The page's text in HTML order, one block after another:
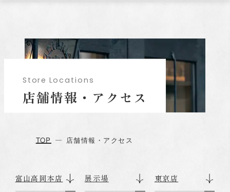
S tore Loca tion s
店舗情報 ・ ア ク セ ス
TOP 店舗情報・アクセス
富山高岡本店 展示場 東京店